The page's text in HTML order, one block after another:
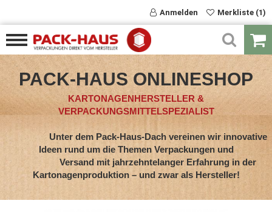
Anmelden Merkliste (1)
PACK-HAUS ONLINESHOP
KARTONAGENHERSTELLER &
VERPACKUNGSMITTELSPEZIALIST
Unter dem Pack-Haus-Dach vereinen wir innovative
Ideen rund um die Themen Verpackungen und
Versand mit jahrzehntelanger Erfahrung in der
Kartonagenproduktion – und zwar als Hersteller!